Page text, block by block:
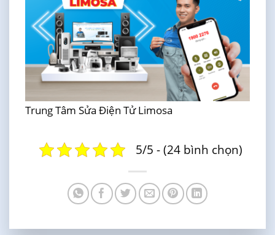
Trung Tâm Sửa Điện Tử Limosa
5/5 - (24 bình chọn)